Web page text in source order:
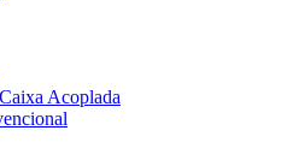
Acoplada